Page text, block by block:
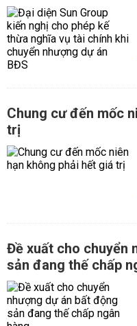
Chung cư đến mốc
trị
Đề xuất cho chuyển
sản đang thế chấp